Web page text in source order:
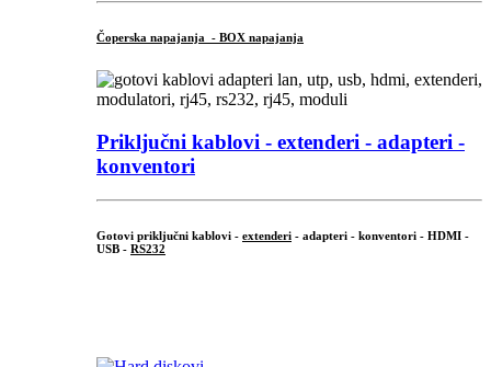
Čoperska napajanja - BOX napajanja
Priključni kablovi - extenderi - adapteri -
konventori
Gotovi priključni kablovi - extenderi - adapteri - konventori - HDMI -
USB - RS232